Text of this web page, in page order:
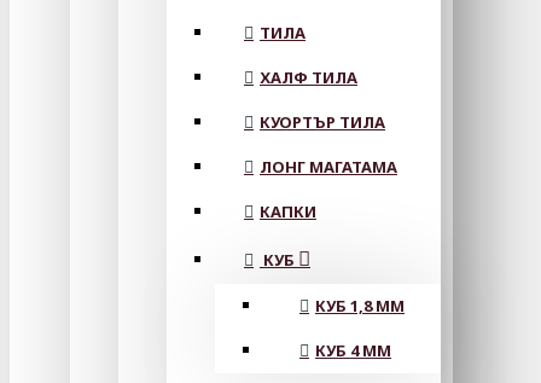
ТИЛА
ХАЛФ ТИЛА
КУОРТЪР ТИЛА
ЛОНГ МАГАТАМА
КАПКИ
КУБ
КУБ 1,8 ММ
КУБ 4 ММ